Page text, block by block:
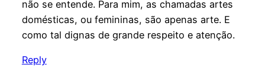
não se entende. Para mim, as chamadas artes
domésticas, ou femininas, são apenas arte. E
como tal dignas de grande respeito e atenção.
Reply